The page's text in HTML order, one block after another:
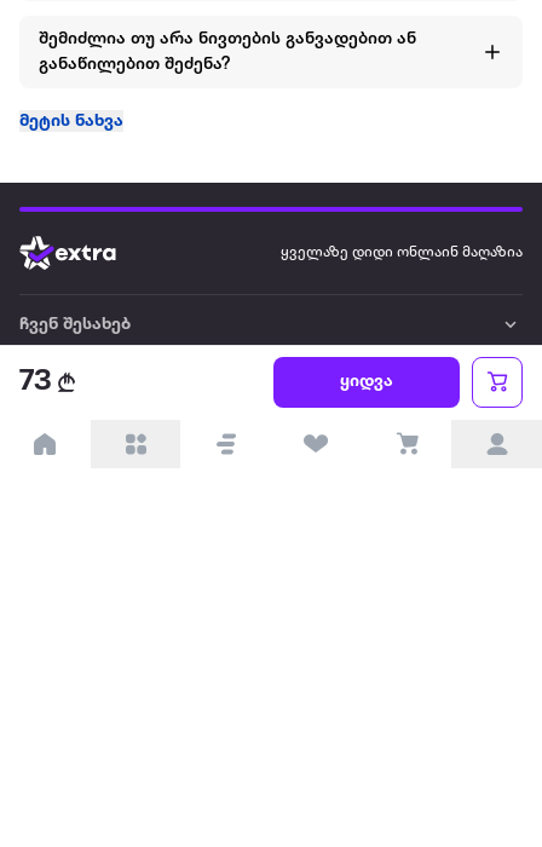
73 ყიდვა
შემიძლია თუ არა ნივთების განვადებით ან
განაწილებით შეძენა?
მეტის ნახვა
ყველაზე დიდი ონლაინ მაღაზია
ჩვენ შესახებ
წესები და პირობები
პარტნიორებისთვის